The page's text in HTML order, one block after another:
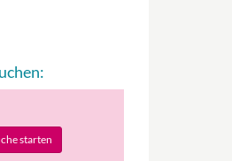
starten